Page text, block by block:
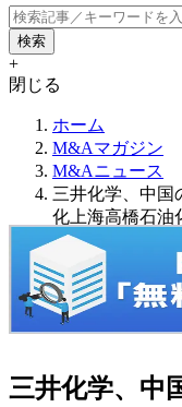
+
閉じる
ホーム
M&Aマガジン
M&Aニュース
三井化学、中国
化上海高橋石油
三井化学、中